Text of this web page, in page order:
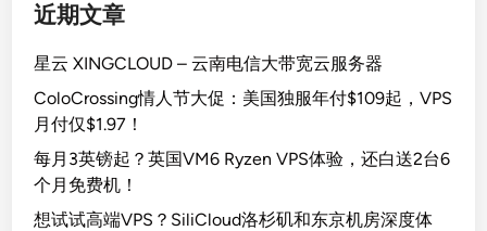
近期文章
星云 XINGCLOUD – 云南电信大带宽云服务器
ColoCrossing情人节大促：美国独服年付$109起，VPS
月付仅$1.97！
每月3英镑起？英国VM6 Ryzen VPS体验，还白送2台6
个月免费机！
想试试高端VPS？SiliCloud洛杉矶和东京机房深度体